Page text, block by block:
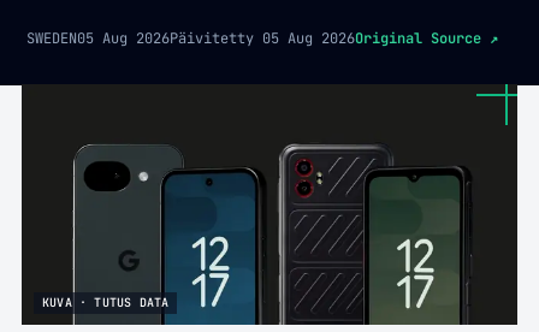
SWEDEN05 Aug 2026Päivitetty 05 Aug 2026Original Source ↗
KUVA · TUTUS DATA